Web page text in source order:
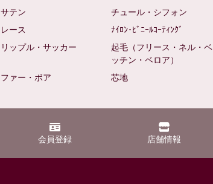
サテン
チュール・シフォン
レース
ﾅｲﾛﾝ･ﾋﾞﾆｰﾙｺｰﾃｨﾝｸﾞ
リップル・サッカー
起毛（フリース・ネル・ベ
ッチン・ベロア）
ファー・ボア 芯地
会員登録 店舗情報